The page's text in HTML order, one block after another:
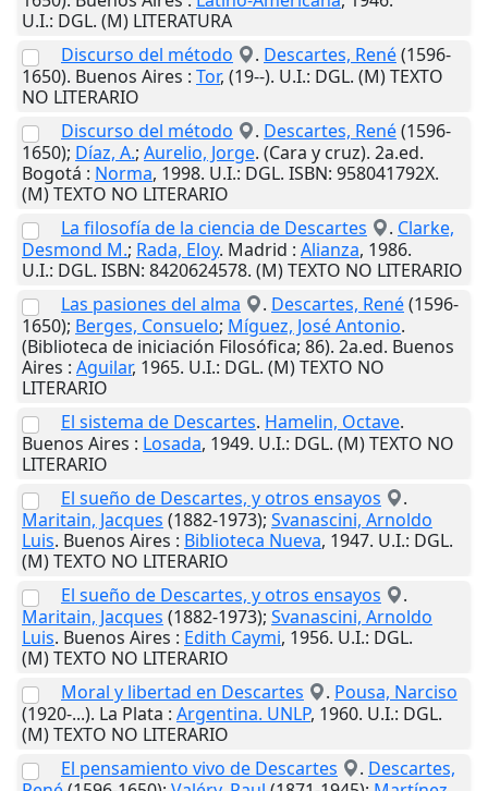
U.I.: DGL. (M) LITERATURA
Discurso del método
. Descartes, René(1596-
1650). Buenos Aires : Tor, (19--). U.I.: DGL. (M) TEXTO
NO LITERARIO
Discurso del método
. Descartes, René(1596-
1650); Díaz, A.; Aurelio, Jorge. (Cara y cruz). 2a.ed.
Bogotá : Norma, 1998. U.I.: DGL. ISBN: 958041792X.
(M) TEXTO NO LITERARIO
La filosofía de la ciencia de Descartes
. Clarke,
Desmond M.; Rada, Eloy. Madrid : Alianza, 1986.
U.I.: DGL. ISBN: 8420624578. (M) TEXTO NO LITERARIO
Las pasiones del alma
. Descartes, René(1596-
1650); Berges, Consuelo; Míguez, José Antonio.
(Biblioteca de iniciación Filosófica; 86). 2a.ed. Buenos
Aires : Aguilar, 1965. U.I.: DGL. (M) TEXTO NO
LITERARIO
El sistema de Descartes. Hamelin, Octave.
Buenos Aires : Losada, 1949. U.I.: DGL. (M) TEXTO NO
LITERARIO
El sueño de Descartes, y otros ensayos
.
Maritain, Jacques (1882-1973); Svanascini, Arnoldo
Luis. Buenos Aires : Biblioteca Nueva, 1947. U.I.: DGL.
(M) TEXTO NO LITERARIO
El sueño de Descartes, y otros ensayos
.
Maritain, Jacques (1882-1973); Svanascini, Arnoldo
Luis. Buenos Aires : Edith Caymi, 1956. U.I.: DGL.
(M) TEXTO NO LITERARIO
Moral y libertad en Descartes
. Pousa, Narciso
(1920-...). La Plata : Argentina. UNLP, 1960. U.I.: DGL.
(M) TEXTO NO LITERARIO
El pensamiento vivo de Descartes
. Descartes,